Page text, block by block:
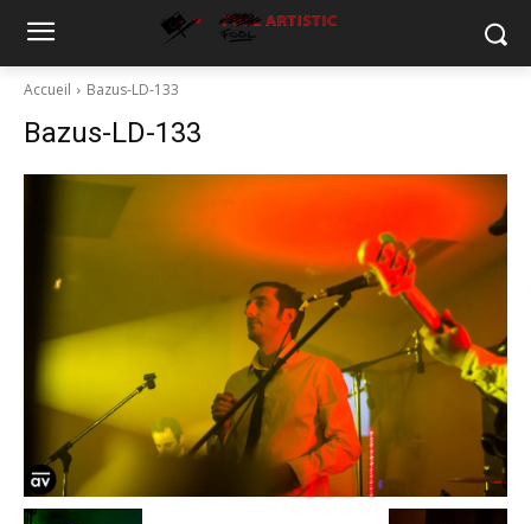
Accueil Bazus-LD-133
Bazus-LD-133